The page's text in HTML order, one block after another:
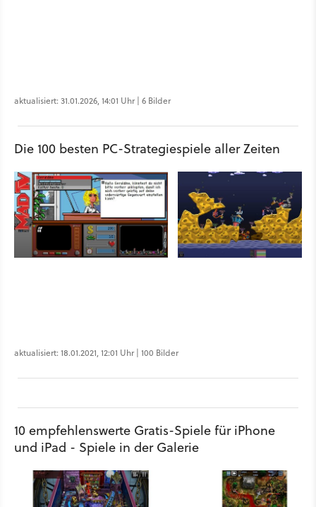
aktualisiert: 31.01.2026, 14:01 Uhr | 6 Bilder
Die 100 besten PC-Strategiespiele aller Zeiten
aktualisiert: 18.01.2021, 12:01 Uhr | 100 Bilder
10 empfehlenswerte Gratis-Spiele für iPhone
und iPad - Spiele in der Galerie